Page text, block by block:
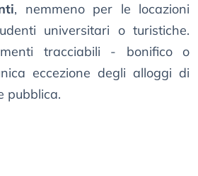
, nemmeno per le locazioni
universitari o turistiche.
tracciabili - bonifico o
eccezione degli alloggi di
pubblica.